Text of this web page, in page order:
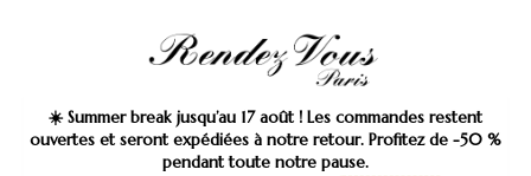
☀️ Summer break jusqu’au 17 août ! Les commandes restent
ouvertes et seront expédiées à notre retour. Profitez de -50 %
pendant toute notre pause.